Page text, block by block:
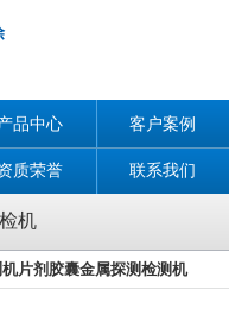
品中心 客户案例
质荣誉 联系我们
机
片剂胶囊金属探测检测机